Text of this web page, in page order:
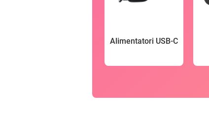
Alimentatori USB-C